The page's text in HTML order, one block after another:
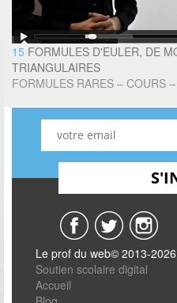
15 FORMULES D'EULER, DE
TRIANGULAIRES
FORMULES RARES – COURS
Le prof du web© 2013-2026
Soutien scolaire digital
Accueil